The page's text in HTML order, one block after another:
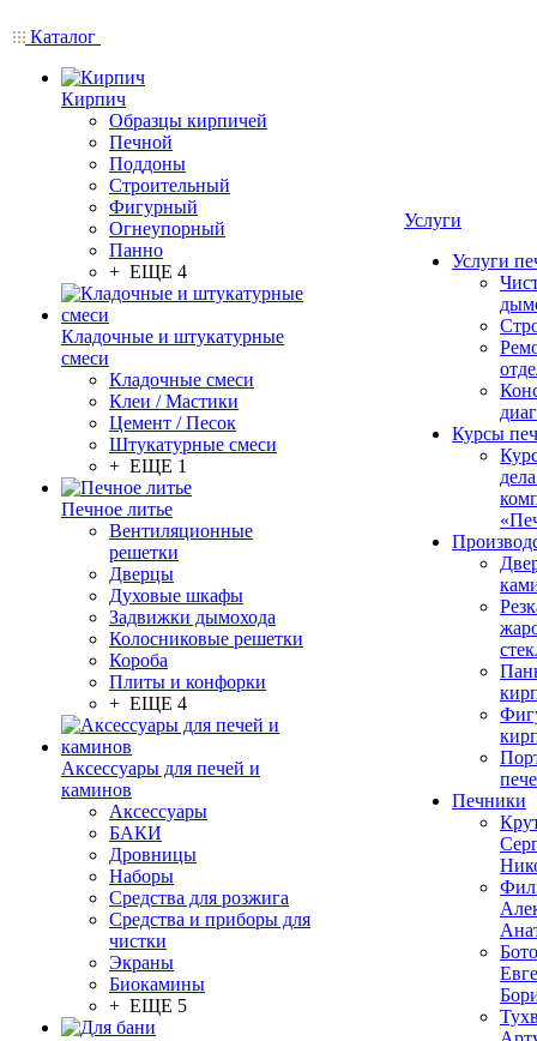
Каталог
Кирпич
Образцы кирпичей
Печной
Поддоны
Строительный
Фигурный
Огнеупорный
Панно
+ ЕЩЕ 4
Кладочные и штукатурные
смеси
Кладочные смеси
Клеи / Мастики
Цемент / Песок
Штукатурные смеси
+ ЕЩЕ 1
Печное литье
Вентиляционные
решетки
Дверцы
Духовые шкафы
Задвижки дымохода
Колосниковые решетки
Короба
Плиты и конфорки
+ ЕЩЕ 4
Аксессуары для печей и
каминов
Аксессуары
БАКИ
Дровницы
Наборы
Средства для розжига
Средства и приборы для
чистки
Экраны
Биокамины
+ ЕЩЕ 5
Услуги
Услуги
Курсы
Печники